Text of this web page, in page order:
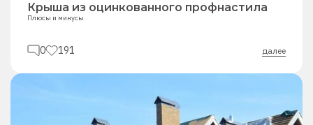
Крыша из оцинкованного профнастила
Плюсы и минусы
0 191 далее